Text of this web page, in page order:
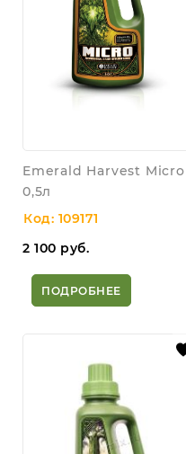
Emerald Harvest Micro
0,5л
Код: 109171
2 100 руб.
ПОДРОБНЕЕ